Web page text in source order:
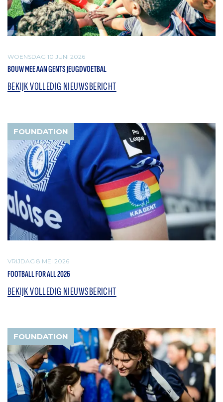
WOENSDAG 10 JUNI 2026
BOUW MEE AAN GENTS JEUGDVOETBAL
BEKIJK VOLLEDIG NIEUWSBERICHT
FOUNDATION
VRIJDAG 8 MEI 2026
FOOTBALL FOR ALL 2026
BEKIJK VOLLEDIG NIEUWSBERICHT
FOUNDATION